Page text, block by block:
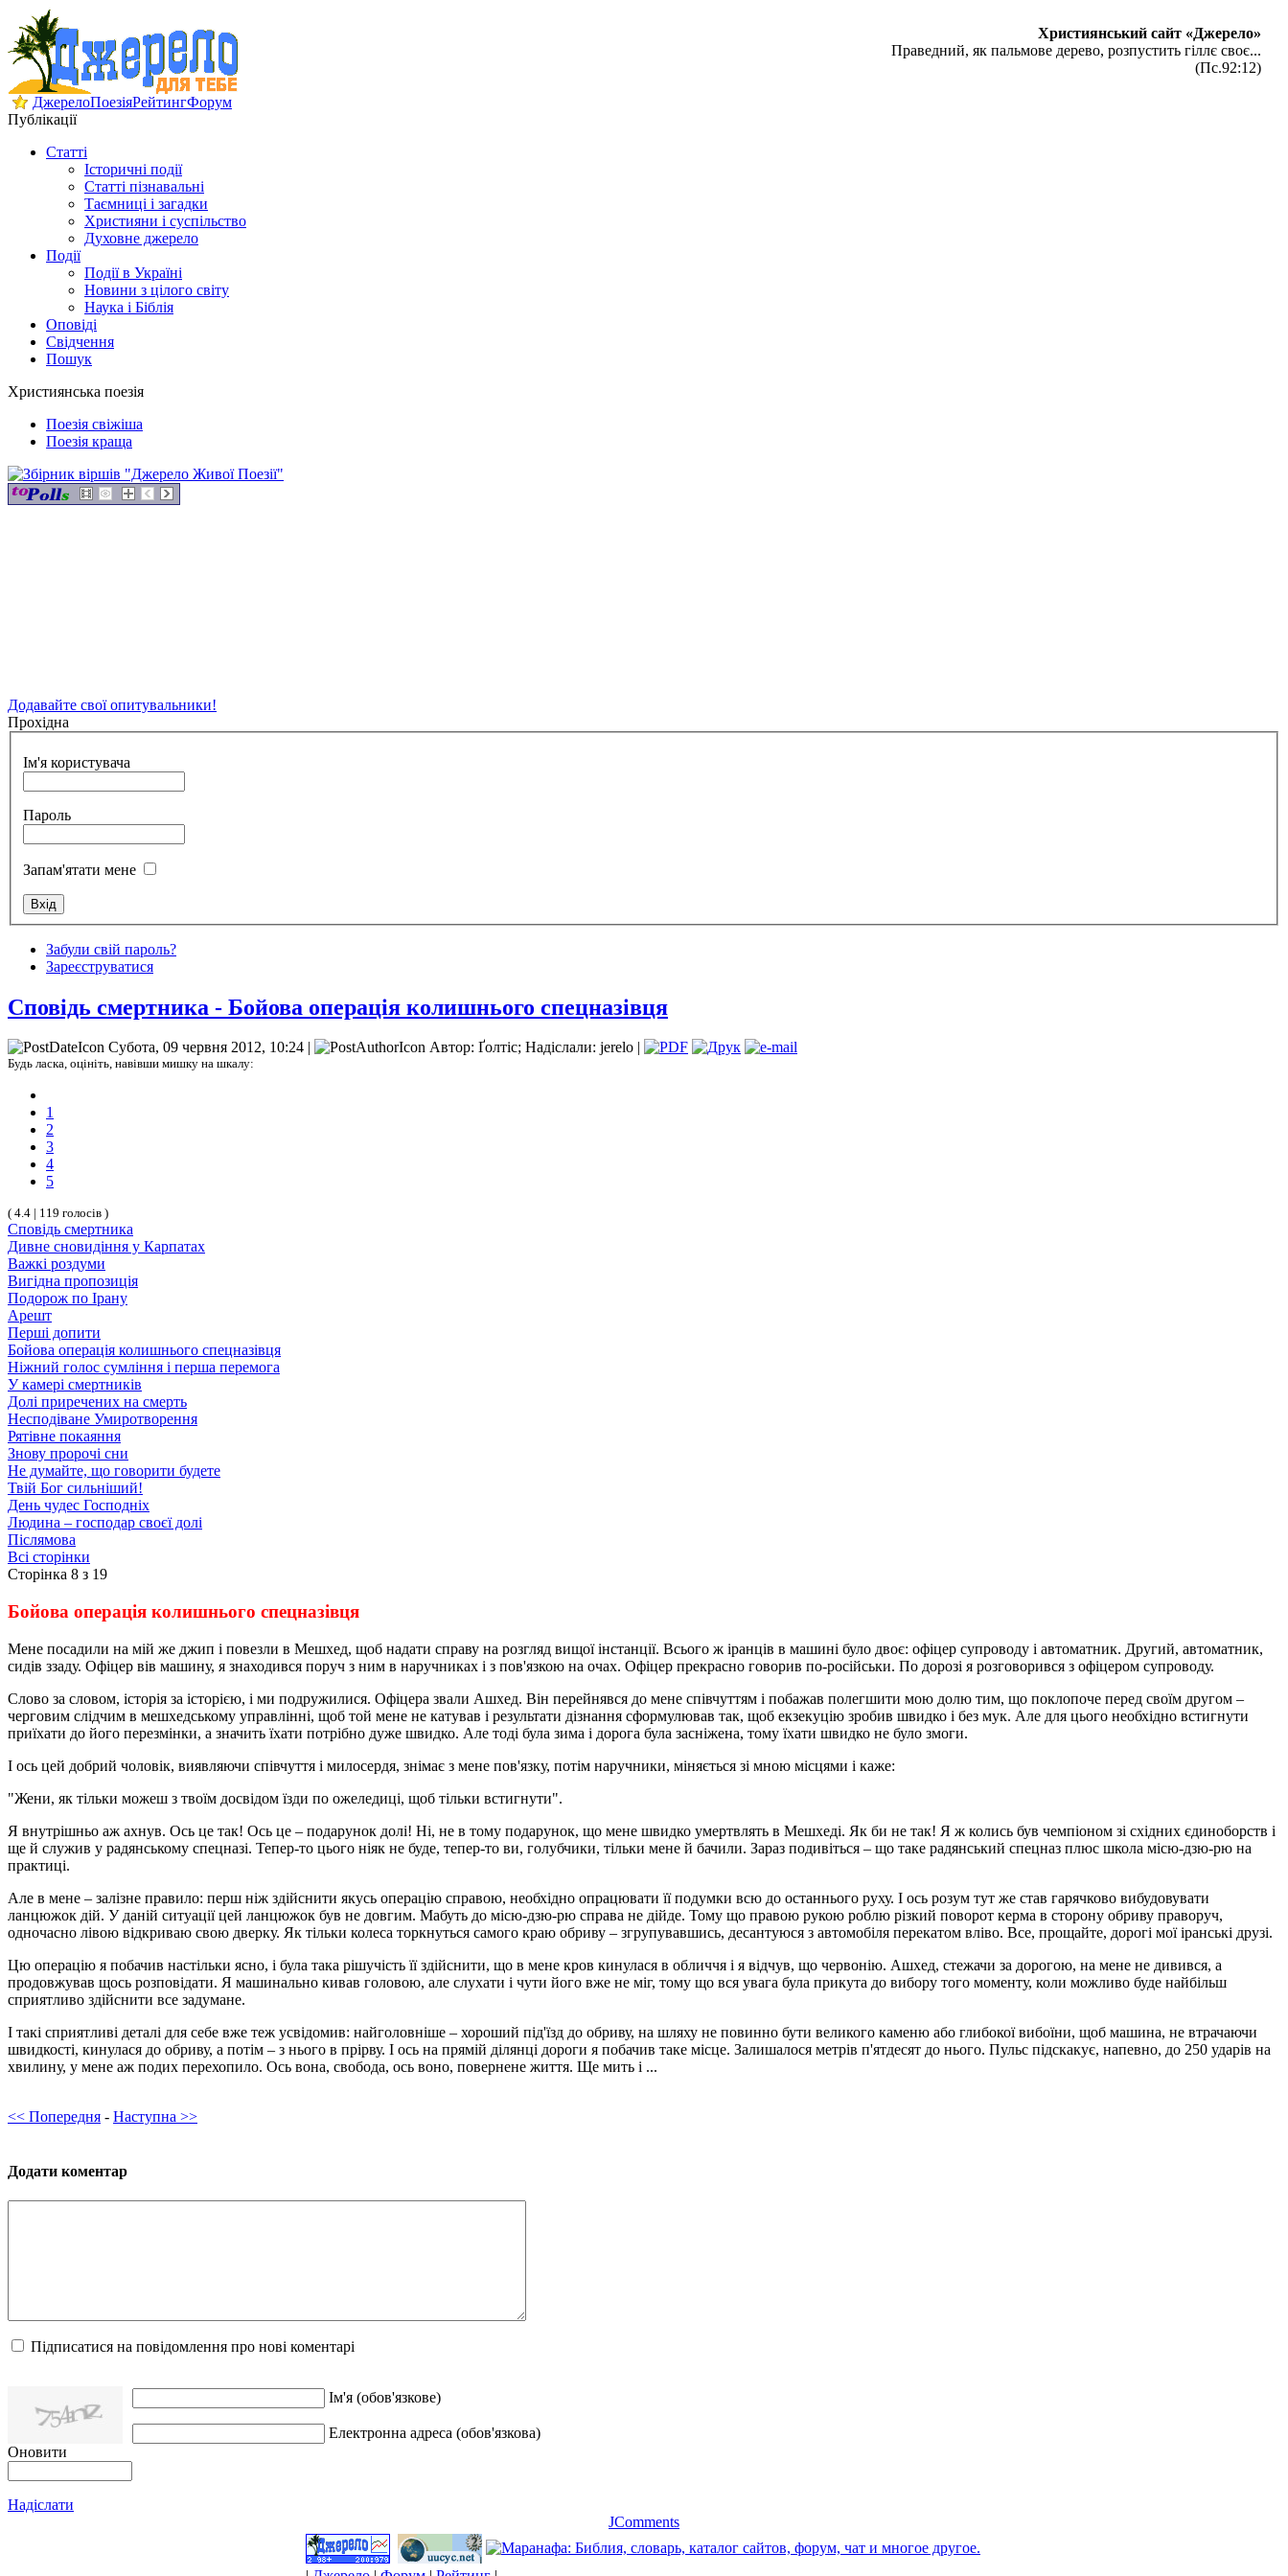
Християнський сайт «Джерело»
Праведний, як пальмове дерево, розпустить гіллє своє...
(Пс.92:12)
ДжерелоПоезіяРейтингФорум
Публікації
Статті
Історичні події
Статті пізнавальні
Таємниці і загадки
Християни і суспільство
Духовне джерело
Події
Події в Україні
Новини з цілого світу
Наука і Біблія
Оповіді
Свідчення
Пошук
Християнська поезія
Поезія свіжіша
Поезія краща
Додавайте свої опитувальники!
Прохідна
Ім'я користувача
Пароль
Запам'ятати мене
Забули свій пароль?
Зареєструватися
Сповідь смертника - Бойова операція колишнього спецназівця
Субота, 09 червня 2012, 10:24 | Автор: Ґолтіс; Надіслали: jerelo |
Будь ласка, оцініть, навівши мишку на шкалу:
1
2
3
4
5
( 4.4 | 119 голосів )
Сповідь смертника
Дивне сновидіння у Карпатах
Важкі роздуми
Вигідна пропозиція
Подорож по Ірану
Арешт
Перші допити
Бойова операція колишнього спецназівця
Ніжний голос сумління і перша перемога
У камері смертників
Долі приречених на смерть
Несподіване Умиротворення
Рятівне покаяння
Знову пророчі сни
Не думайте, що говорити будете
Твій Бог сильніший!
День чудес Господніх
Людина – господар своєї долі
Післямова
Всі сторінки
Сторінка 8 з 19
Бойова операція колишнього спецназівця
Мене посадили на мій же джип і повезли в Мешхед, щоб надати справу на розгляд вищої інстанції. Всього ж іранців в машині було двоє: офіцер супроводу і автоматник. Другий, автоматник,
сидів ззаду. Офіцер вів машину, я знаходився поруч з ним в наручниках і з пов'язкою на очах. Офіцер прекрасно говорив по-російськи. По дорозі я розговорився з офіцером супроводу.
Слово за словом, історія за історією, і ми подружилися. Офіцера звали Ашхед. Він перейнявся до мене співчуттям і побажав полегшити мою долю тим, що поклопоче перед своїм другом –
черговим слідчим в мешхедському управлінні, щоб той мене не катував і результати дізнання сформулював так, щоб екзекуцію зробив швидко і без мук. Але для цього необхідно встигнути
приїхати до його перезмінки, а значить їхати потрібно дуже швидко. Але тоді була зима і дорога була засніжена, тому їхати швидко не було змоги.
І ось цей добрий чоловік, виявляючи співчуття і милосердя, знімає з мене пов'язку, потім наручники, міняється зі мною місцями і каже:
"Жени, як тільки можеш з твоїм досвідом їзди по ожеледиці, щоб тільки встигнути".
Я внутрішньо аж ахнув. Ось це так! Ось це – подарунок долі! Ні, не в тому подарунок, що мене швидко умертвлять в Мешхеді. Як би не так! Я ж колись був чемпіоном зі східних єдиноборств і
ще й служив у радянському спецназі. Тепер-то цього ніяк не буде, тепер-то ви, голубчики, тільки мене й бачили. Зараз подивіться – що таке радянський спецназ плюс школа місю-дзю-рю на
практиці.
Але в мене – залізне правило: перш ніж здійснити якусь операцію справою, необхідно опрацювати її подумки всю до останнього руху. І ось розум тут же став гарячково вибудовувати
ланцюжок дій. У даній ситуації цей ланцюжок був не довгим. Мабуть до місю-дзю-рю справа не дійде. Тому що правою рукою роблю різкий поворот керма в сторону обриву праворуч,
одночасно лівою відкриваю свою дверку. Як тільки колеса торкнуться самого краю обриву – згрупувавшись, десантуюся з автомобіля перекатом вліво. Все, прощайте, дорогі мої іранські друзі.
Цю операцію я побачив настільки ясно, і була така рішучість її здійснити, що в мене кров кинулася в обличчя і я відчув, що червонію. Ашхед, стежачи за дорогою, на мене не дивився, а
продовжував щось розповідати. Я машинально кивав головою, але слухати і чути його вже не міг, тому що вся увага була прикута до вибору того моменту, коли можливо буде найбільш
сприятливо здійснити все задумане.
І такі сприятливі деталі для себе вже теж усвідомив: найголовніше – хороший під'їзд до обриву, на шляху не повинно бути великого каменю або глибокої вибоїни, щоб машина, не втрачаючи
швидкості, кинулася до обриву, а потім – з нього в прірву. І ось на прямій ділянці дороги я побачив таке місце. Залишалося метрів п'ятдесят до нього. Пульс підскакує, напевно, до 250 ударів на
хвилину, у мене аж подих перехопило. Ось вона, свобода, ось воно, повернене життя. Ще мить і ...
<< Попередня - Наступна >>
Додати коментар
Підписатися на повідомлення про нові коментарі
Оновити
Ім'я (обов'язкове)
Електронна адреса (обов'язкова)
Надіслати
JComments